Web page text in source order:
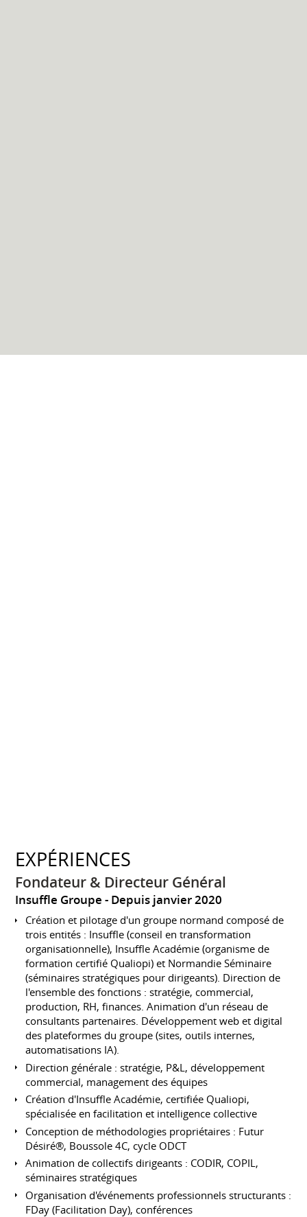
EXPÉRIENCES
Fondateur & Directeur Général
Insuffle Groupe Depuis janvier 2020
Création et pilotage d'un groupe normand composé de
trois entités : Insuffle (conseil en transformation
organisationnelle), Insuffle Académie (organisme de
formation certifié Qualiopi) et Normandie Séminaire
(séminaires stratégiques pour dirigeants). Direction de
l'ensemble des fonctions : stratégie, commercial,
production, RH, finances. Animation d'un réseau de
consultants partenaires. Développement web et digital
des plateformes du groupe (sites, outils internes,
automatisations IA).
Direction générale : stratégie, P&L, développement
commercial, management des équipes
Création d'Insuffle Académie, certifiée Qualiopi,
spécialisée en facilitation et intelligence collective
Conception de méthodologies propriétaires : Futur
Désiré®, Boussole 4C, cycle ODCT
Animation de collectifs dirigeants : CODIR, COPIL,
séminaires stratégiques
Organisation d'événements professionnels structurants :
FDay (Facilitation Day), conférences